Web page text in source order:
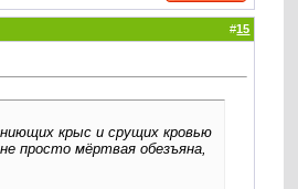
#15
крыс и срущих кровью
просто мёртвая обезъяна,